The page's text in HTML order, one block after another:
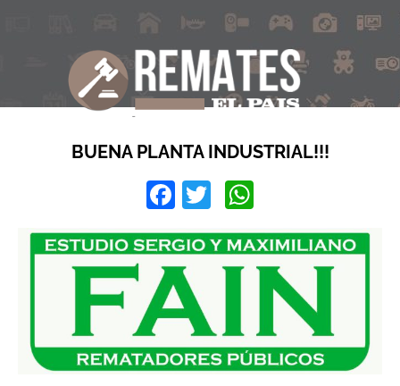
BUENA PLANTA INDUSTRIAL!!!
Facebook
Twitter